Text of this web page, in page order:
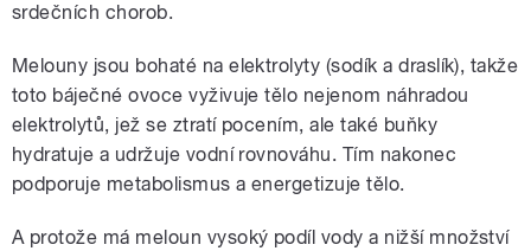
srdečních chorob.
Melouny jsou bohaté na elektrolyty (sodík a draslík), takže
toto báječné ovoce vyživuje tělo nejenom náhradou
elektrolytů, jež se ztratí pocením, ale také buňky
hydratuje a udržuje vodní rovnováhu. Tím nakonec
podporuje metabolismus a energetizuje tělo.
A protože má meloun vysoký podíl vody a nižší množství